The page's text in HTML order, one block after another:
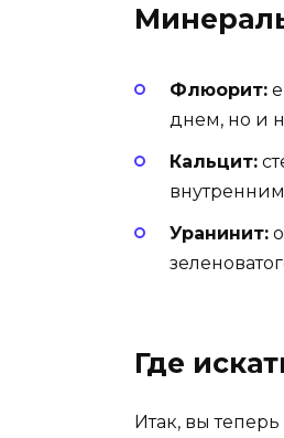
Флюорит:
днем, но и
Кальцит:
Уранинит:
Где
Итак, вы